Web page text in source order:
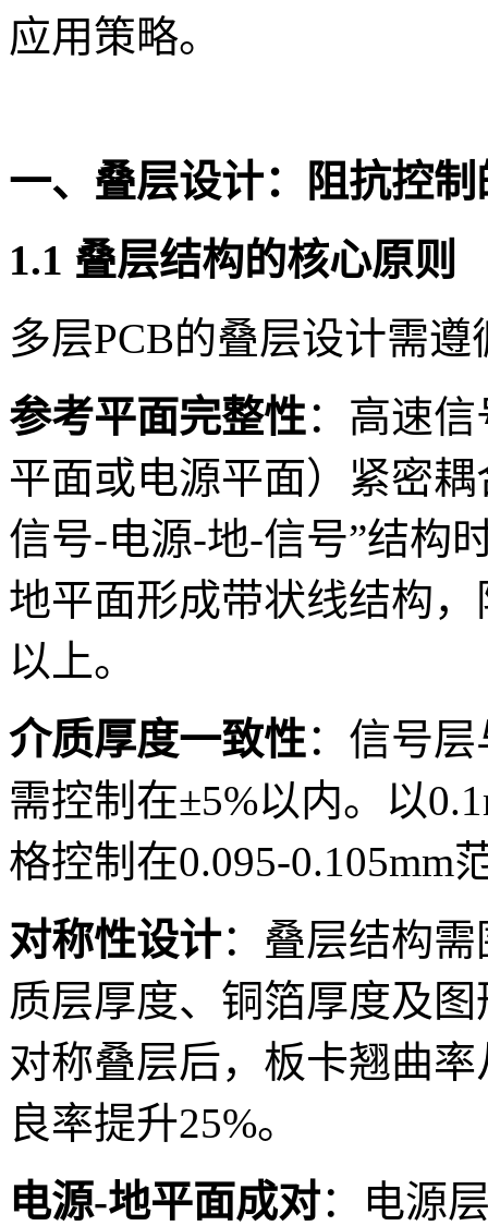
应用策略。
一、叠层设计：阻抗控
1.1 叠层结构的核心原则
多层PCB的叠层设计需
参考平面完整性：高速
平面或电源平面）紧密
信号-电源-地-信号”结构
地平面形成带状线结构
以上。
介质厚度一致性：信号
需控制在±5%以内。以
格控制在0.095-0.105mm
对称性设计：叠层结构
质层厚度、铜箔厚度及
对称叠层后，板卡翘曲
良率提升25%。
电源-地平面成对：电源